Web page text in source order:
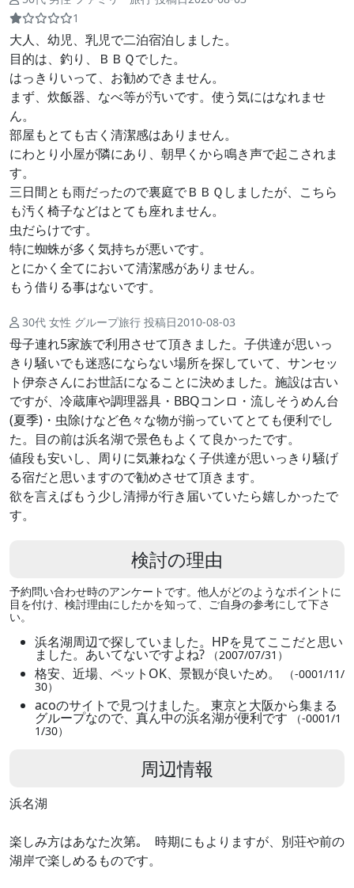
1
大人、幼児、乳児で二泊宿泊しました。
目的は、釣り、ＢＢＱでした。
はっきりいって、お勧めできません。
まず、炊飯器、なべ等が汚いです。使う気にはなれませ
ん。
部屋もとても古く清潔感はありません。
にわとり小屋が隣にあり、朝早くから鳴き声で起こされま
す。
三日間とも雨だったので裏庭でＢＢＱしましたが、こちら
も汚く椅子などはとても座れません。
虫だらけです。
特に蜘蛛が多く気持ちが悪いです。
とにかく全てにおいて清潔感がありません。
もう借りる事はないです。
30代 女性 グループ旅行 投稿日2010-08-03
母子連れ5家族で利用させて頂きました。子供達が思いっ
きり騒いでも迷惑にならない場所を探していて、サンセッ
ト伊奈さんにお世話になることに決めました。施設は古い
ですが、冷蔵庫や調理器具・BBQコンロ・流しそうめん台
(夏季)・虫除けなど色々な物が揃っていてとても便利でし
た。目の前は浜名湖で景色もよくて良かったです。
値段も安いし、周りに気兼ねなく子供達が思いっきり騒げ
る宿だと思いますので勧めさせて頂きます。
欲を言えばもう少し清掃が行き届いていたら嬉しかったで
す。
検討の理由
予約問い合わせ時のアンケートです。他人がどのようなポイントに
目を付け、検討理由にしたかを知って、ご自身の参考にして下さ
い。
浜名湖周辺で探していました。HPを見てここだと思い
ました。あいてないですよね? （2007/07/31）
格安、近場、ペットOK、景観が良いため。
（-0001/11/
30）
acoのサイトで見つけました。 東京と大阪から集まる
グループなので、真ん中の浜名湖が便利です
（-0001/1
1/30）
周辺情報
浜名湖
楽しみ方はあなた次第｡ 時期にもよりますが、別荘や前の
湖岸で楽しめるものです。